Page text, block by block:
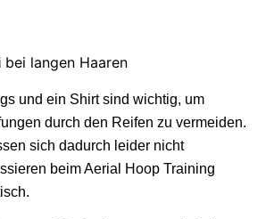
bei langen Haaren
und ein Shirt sind wichtig, um
durch den Reifen zu vermeiden.
sich dadurch leider nicht
beim Aerial Hoop Training